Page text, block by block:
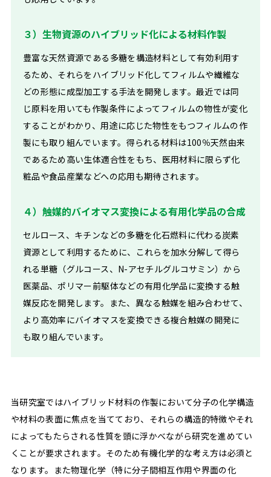
３）生物資源のハイブリッド化による材料作製
豊富な天然資源である多糖を構造材料として有効利用す
るため、それらをハイブリッド化してフィルムや繊維な
どの形態に成型加工する手法を開発します。最近では同
じ原料を用いても作製条件によってフィルムの物性が変化
することがわかり、用途に応じた物性をもつフィルムの作
製にも取り組んでいます。得られる材料は100％天然由来
であるため高い生体適合性をもち、医用材料に限らず化
粧品や食品産業などへの応用も期待されます。
４）触媒的バイオマス変換による有用化学品の合成
セルロース、キチンなどの多糖を化石燃料に代わる炭素
資源として利用するために、これらを加水分解して得ら
れる単糖（グルコース、N-アセチルグルコサミン）から
医薬品、ポリマー前駆体などの有用化学品に変換する触
媒反応を開発します。また、異なる触媒を組み合わせて、
より高効率にバイオマスを変換できる複合触媒の開発に
も取り組んでいます。
当研究室ではハイブリッド材料の作製において分子の化学構造
や材料の表面に焦点を当てており、それらの構造的特徴やそれ
によってもたらされる性質を頭に浮かべながら研究を進めてい
くことが要求されます。そのため有機化学的な考え方は必須と
なります。また物理化学（特に分子間相互作用や界面の化